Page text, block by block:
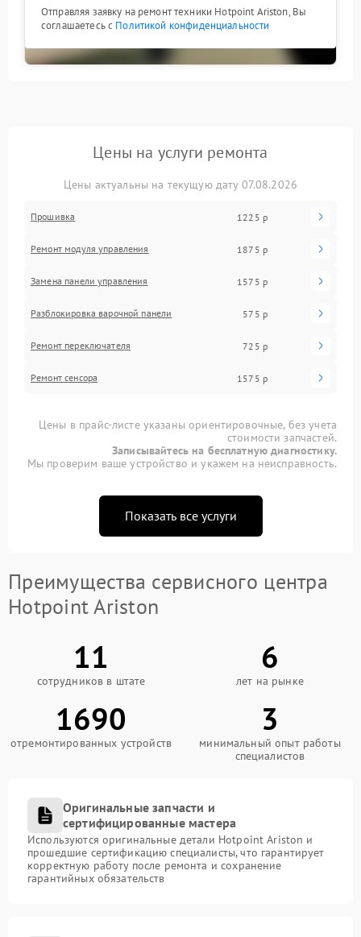
Отправляя заявку на ремонт техники Hotpoint Ariston, Вы
соглашаетесь с Политикой конфиденциальности
Цены на услуги ремонта
Цены актуальны на текущую дату 07.08.2026
Прошивка 1225 р
Ремонт модуля управления 1875 р
Замена панели управления 1575 р
Разблокировка варочной панели 575 р
Ремонт переключателя 725 р
Ремонт сенсора 1575 р
Цены в прайс-листе указаны ориентировочные, без учета
стоимости запчастей.
Записывайтесь на бесплатную диагностику.
Мы проверим ваше устройство и укажем на неисправность.
Показать все услуги
Преимущества сервисного центра
Hotpoint Ariston
11
сотрудников в штате
6
лет на рынке
1690
отремонтированных устройств
3
минимальный опыт работы
специалистов
Оригинальные запчасти и
сертифицированные мастера
Используются оригинальные детали Hotpoint Ariston и
прошедшие сертификацию специалисты, что гарантирует
корректную работу после ремонта и сохранение
гарантийных обязательств